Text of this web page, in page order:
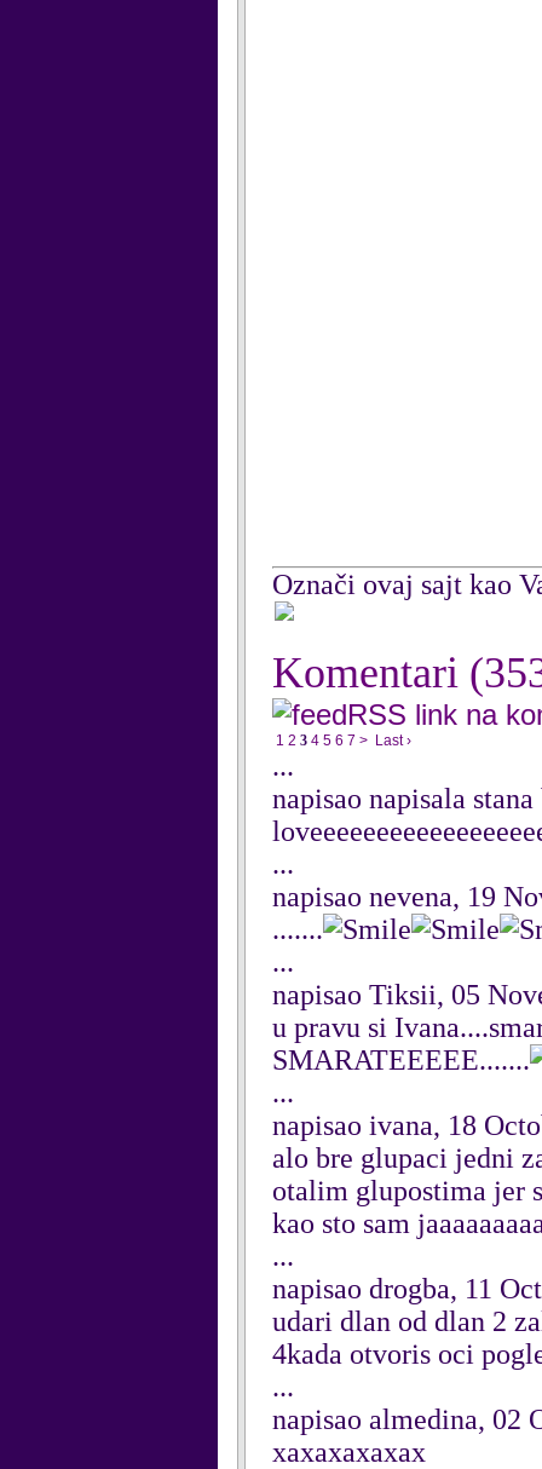
Označi ovaj sajt kao
Komentari
RSS link na
1 2 3 4 5 6 7 > Last ›
...
napisao napisala
...
napisao nevena, 19
.......
...
napisao Tiksii, 05
u pravu si
SMARATEEEEE.......
...
napisao ivana, 18
alo bre glupaci jedni
otalim glupostima jer
kao sto sam
...
napisao drogba, 11
udari dlan od dlan 2
4kada otvoris oci
...
napisao almedina, 02
xaxaxaxaxax